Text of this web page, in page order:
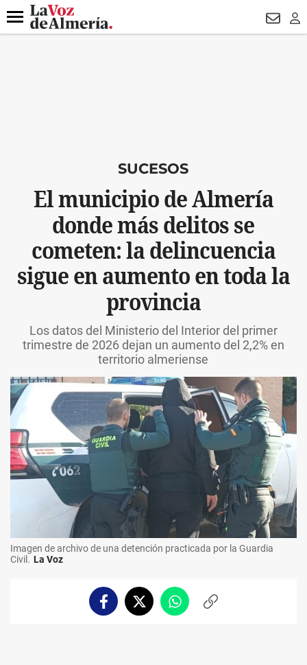
DESTACADO
Menú
SUCESOS
El municipio de Almería
donde más delitos se
cometen: la delincuencia
sigue en aumento en toda la
provincia
Los datos del Ministerio del Interior del primer
trimestre de 2026 dejan un aumento del 2,2% en
territorio almeriense
Imagen de archivo de una detención practicada por la Guardia
Civil. La Voz
FacebookTwitterWhatsappCopiar